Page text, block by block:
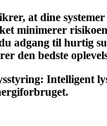
at dine
minimerer
adgang til hurtig
den bedste
Intelligent